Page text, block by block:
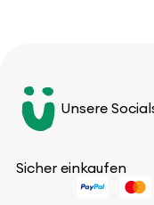
Unsere
Sicher einkaufen